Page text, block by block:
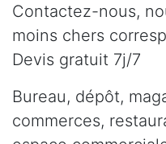
Contactez-nous,
moins chers
Devis gratuit 7j/7
Bureau, dépôt,
commerces,